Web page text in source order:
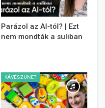
Parázol az AI-tól? | Ezt
nem mondták a suliban
KÁVÉSZÜNET